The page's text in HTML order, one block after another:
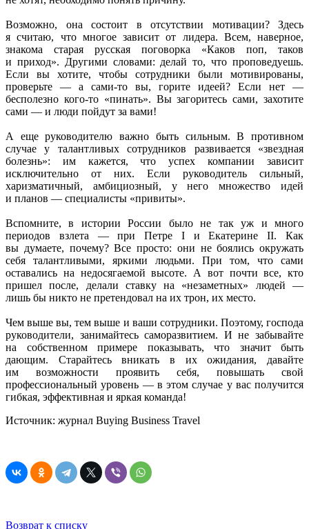
Возможно, она состоит в отсутствии мотивации? Здесь
я считаю, что многое зависит от лидера. Всем, наверное,
знакома старая русская поговорка «Каков поп, таков
и приход». Другими словами: делай то, что проповедуешь.
Если вы хотите, чтобы сотрудники были мотивированы,
проверьте — а сами-то вы, горите идеей? Если нет —
бесполезно кого-то «пинать». Вы загоритесь сами, захотите
сами — и люди пойдут за вами!
А еще руководителю важно быть сильным. В противном
случае у талантливых сотрудников развивается «звездная
болезнь»: им кажется, что успех компании зависит
исключительно от них. Если руководитель сильный,
харизматичный, амбициозный, у него множество идей
и планов — специалисты «привиты».
Вспомните, в истории России было не так уж и много
периодов взлета — при Петре I и Екатерине II. Как
вы думаете, почему? Все просто: они не боялись окружать
себя талантливыми, яркими людьми. При том, что сами
оставались на недосягаемой высоте. А вот почти все, кто
пришел после, делали ставку на «незаметных» людей —
лишь бы никто не претендовал на их трон, их место.
Чем выше вы, тем выше и ваши сотрудники. Поэтому, господа
руководители, занимайтесь саморазвитием. И не забывайте
на собственном примере показывать, что значит быть
дающим. Старайтесь вникать в их ожидания, давайте
им возможности проявить себя, повышать свой
профессиональный уровень — в этом случае у вас получится
гибкая, эффективная и яркая команда!
Источник: журнал Buying Business Travel
Возврат к списку